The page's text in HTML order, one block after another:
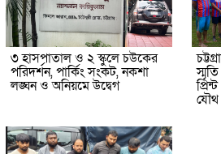
৩ হাসপাতাল ও ২ স্কুলে চউকের
পরিদর্শন, পার্কিং সংকট, নকশা
লঙ্ঘন ও অনিয়মে উদ্বেগ
যৌথ